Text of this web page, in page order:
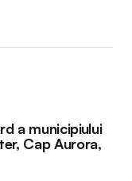
a municipiului
Cap Aurora,